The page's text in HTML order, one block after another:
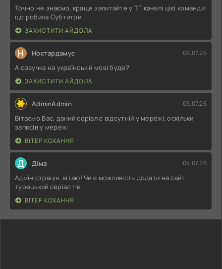
Точно не знаємо, краще запитайте у ТГ каналі цієї команди
що робила Субтитри
ЗАХИСТИТИ АЙДОЛА
Н Ностардамус 06.07.26
А озвучка на українській мові буде?
ЗАХИСТИТИ АЙДОЛА
AdminAdmin 05.07.26
Вітаємо Вас, даний серіал є відсутній у мережі, оскільки
записів у мережі
ВІТЕР КОХАННЯ
Д Діма 04.07.26
Адміністрація, вітаю! Чи є можливість додати на сайт
турецький серіал Не
ВІТЕР КОХАННЯ